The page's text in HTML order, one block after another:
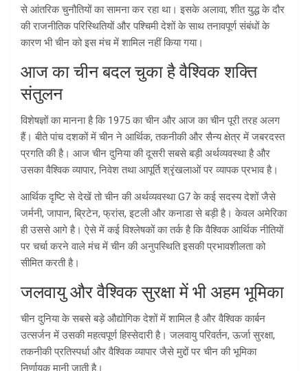
से आंतरिक चुनौतियों का सामना कर रहा था। इसके अलावा, शीत युद्ध के दौर
की राजनीतिक परिस्थितियों और पश्चिमी देशों के साथ तनावपूर्ण संबंधों के
कारण भी चीन को इस मंच में शामिल नहीं किया गया।
आज का चीन बदल चुका है वैश्विक शक्ति
संतुलन
विशेषज्ञों का मानना है कि 1975 का चीन और आज का चीन पूरी तरह अलग
हैं। बीते पांच दशकों में चीन ने आर्थिक, तकनीकी और सैन्य क्षेत्र में जबरदस्त
प्रगति की है। आज चीन दुनिया की दूसरी सबसे बड़ी अर्थव्यवस्था है और
उसका वैश्विक व्यापार, निवेश तथा आपूर्ति श्रृंखलाओं पर व्यापक प्रभाव है।
आर्थिक दृष्टि से देखें तो चीन की अर्थव्यवस्था G7 के कई सदस्य देशों जैसे
जर्मनी, जापान, ब्रिटेन, फ्रांस, इटली और कनाडा से बड़ी है। केवल अमेरिका
ही उससे आगे है। ऐसे में कई विश्लेषकों का तर्क है कि वैश्विक आर्थिक नीतियों
पर चर्चा करने वाले मंच में चीन की अनुपस्थिति इसकी प्रभावशीलता को
सीमित करती है।
जलवायु और वैश्विक सुरक्षा में भी अहम भूमिका
चीन दुनिया के सबसे बड़े औद्योगिक देशों में शामिल है और वैश्विक कार्बन
उत्सर्जन में उसकी महत्वपूर्ण हिस्सेदारी है। जलवायु परिवर्तन, ऊर्जा सुरक्षा,
तकनीकी प्रतिस्पर्धा और वैश्विक व्यापार जैसे मुद्दों पर चीन की भूमिका
निर्णायक मानी जाती है।